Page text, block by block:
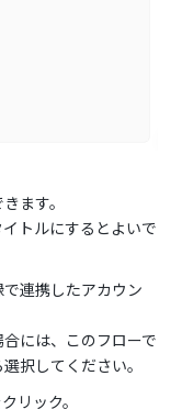
ます。
トルにするとよいで
連携したアカウン
には、このフローで
択してください。
リック。